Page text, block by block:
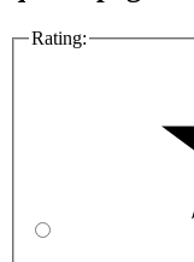
Rating: